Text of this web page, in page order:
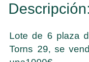
Descripción:
Lote de 6 plaza
Torns 29, se